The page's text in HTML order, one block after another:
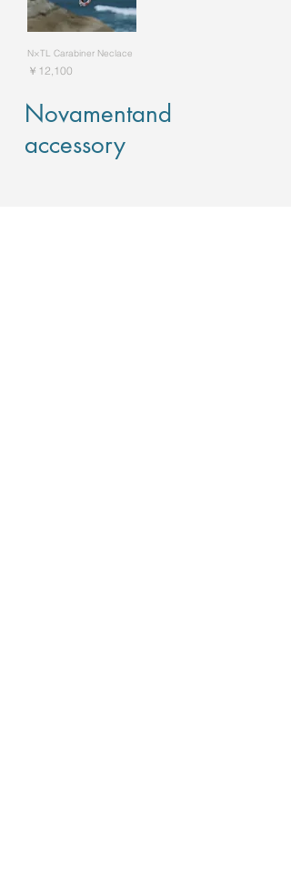
N×TL Carabiner Neclace
価格
￥12,100
Novamentand
accessory